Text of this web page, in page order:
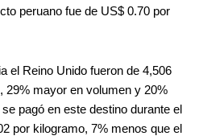
peruano fue de US$ 0.70 por
el Reino Unido fueron de 4,506
29% mayor en volumen y 20%
pagó en este destino durante el
por kilogramo, 7% menos que el